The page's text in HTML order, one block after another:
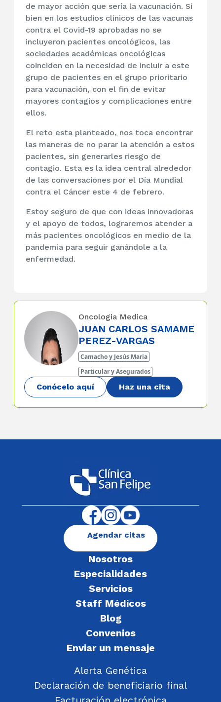
de mayor acción que sería la vacunación. Si
bien en los estudios clínicos de las vacunas
contra el Covid-19 aprobadas no se
incluyeron pacientes oncológicos, las
sociedades académicas oncológicas
coinciden en la necesidad de incluir a este
grupo de pacientes en el grupo prioritario
para vacunación, con el fin de evitar
mayores contagios y complicaciones entre
ellos.
El reto esta planteado, nos toca encontrar
las maneras de no parar la atención a estos
pacientes, sin generarles riesgo de
contagio. Esta es la idea central alrededor
de las conversaciones por el Día Mundial
contra el Cáncer este 4 de febrero.
Estoy seguro de que con ideas innovadoras
y el apoyo de todos, lograremos atender a
más pacientes oncológicos en medio de la
pandemia para seguir ganándole a la
enfermedad.
Oncologia Medica
JUAN CARLOS SAMAME
PEREZ-VARGAS
Camacho y Jesús Maria
Particular y Asegurados
Conócelo aquí Haz una cita
Nosotros
Especialidades
Servicios
Staff Médicos
Blog
Convenios
Enviar un mensaje
Alerta Genética
Declaración de beneficiario final
Agendar citas